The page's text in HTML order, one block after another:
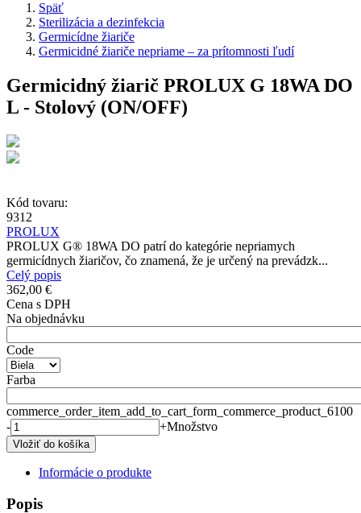
Späť
Sterilizácia a dezinfekcia
Germicídne žiariče
Germicidné žiariče nepriame – za prítomnosti ľudí
Germicidný žiarič PROLUX G 18WA DO
L - Stolový (ON/OFF)
Kód tovaru:
9312
PROLUX
PROLUX G® 18WA DO patrí do kategórie nepriamych
germicídnych žiaričov, čo znamená, že je určený na prevádzk...
Celý popis
362,00 €
Cena s DPH
Na objednávku
Code
Farba
commerce_order_item_add_to_cart_form_commerce_product_6100
-
+Množstvo
Informácie o produkte
Popis